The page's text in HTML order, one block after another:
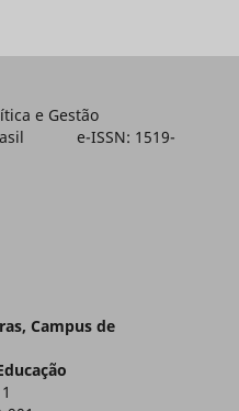
e Gestão
e-ISSN: 1519-
Campus de